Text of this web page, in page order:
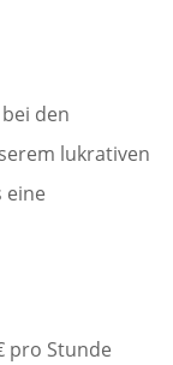
den
lukrativen
eine
pro Stunde